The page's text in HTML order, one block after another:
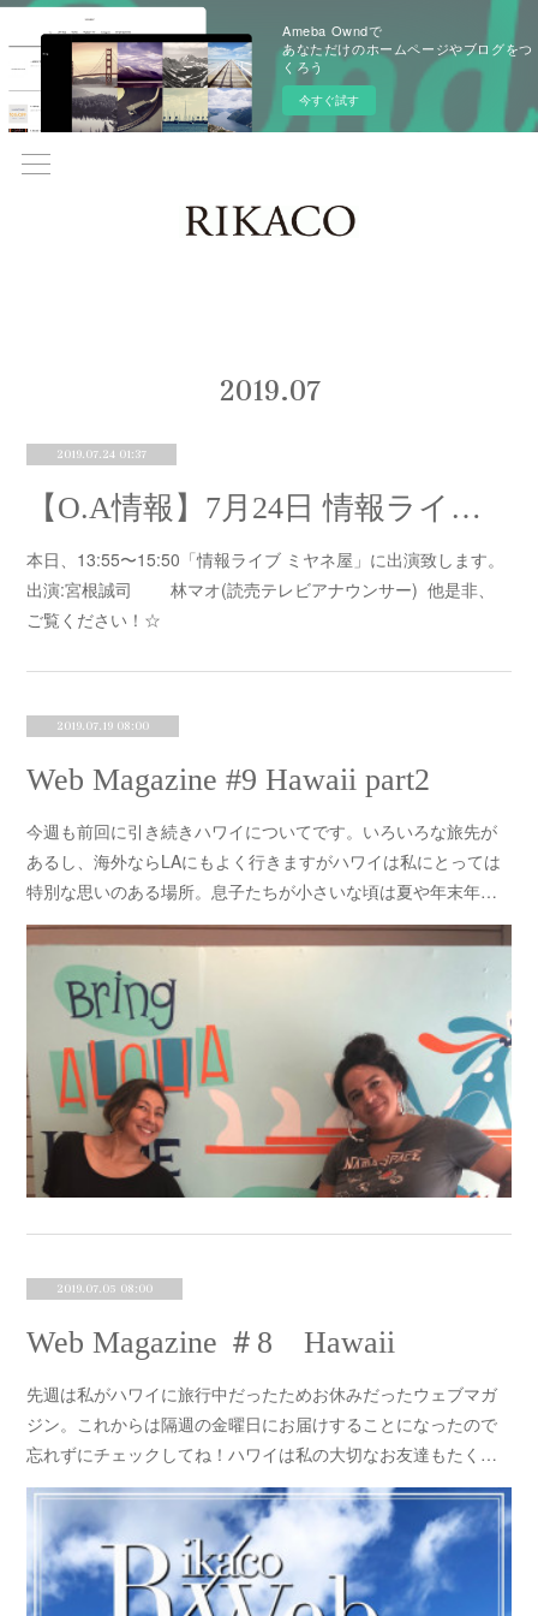
Ameba Owndで
あなただけのホームページやブログをつ
くろう
今すぐ試す
2019.07
2019.07.24 01:37
【O.A情報】7月24日 情報ライブ ミヤネ屋 出演
本日、13:55〜15:50「情報ライブ ミヤネ屋」に出演致します。
出演:宮根誠司 林マオ(読売テレビアナウンサー) 他是非、
ご覧ください！☆
2019.07.19 08:00
Web Magazine #9 Hawaii part2
今週も前回に引き続きハワイについてです。いろいろな旅先が
あるし、海外ならLAにもよく行きますがハワイは私にとっては
特別な思いのある場所。息子たちが小さいな頃は夏や年末年…
2019.07.05 08:00
Web Magazine ＃8 Hawaii
先週は私がハワイに旅行中だったためお休みだったウェブマガ
ジン。これからは隔週の金曜日にお届けすることになったので
忘れずにチェックしてね！ハワイは私の大切なお友達もたく…